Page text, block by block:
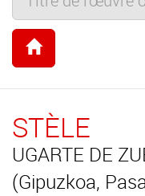
STÈLE
UGARTE DE
(Gipuzkoa,